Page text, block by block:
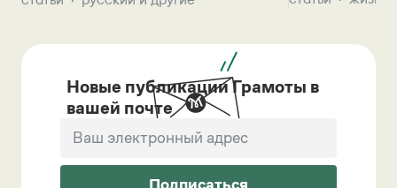
Новые публикации Грамоты в
вашей почте
Подписаться